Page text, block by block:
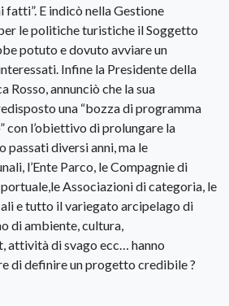
fatti”. E indicò nella Gestione
le politiche turistiche il Soggetto
potuto e dovuto avviare un
Infine la Presidente della
Rosso, annunciò che la sua
una “bozza di programma
con l’obiettivo di prolungare la
passati diversi anni, ma le
l’Ente Parco, le Compagnie di
Associazioni di categoria, le
e tutto il variegato arcipelago di
di ambiente, cultura,
attività di svago ecc… hanno
di definire un progetto credibile ?